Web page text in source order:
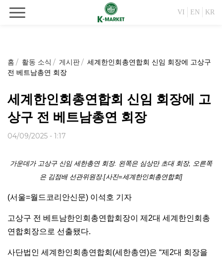
VI EN KR
홈 활동 소식 게시판
세계한인회총연합회 신임 회장에 고상구
전 베트남총연 회장
세계한인회총연합회 신임 회장에 고
상구 전 베트남총연 회장
04/09/2025 - 1:17
가운데가 고상구 신임 세한총연 회장. 왼쪽은 심상만 초대 회장, 오른쪽
은 김점배 선관위원장.[사진=세계한인회총연합회]
(서울=월드코리안신문) 이석호 기자
고상구 전 베트남한인회총연합회장이 제2대 세계한인회총
연합회장으로 선출됐다.
사단법인 세계한인회총연합회(세한총연)은 “제2대 회장을